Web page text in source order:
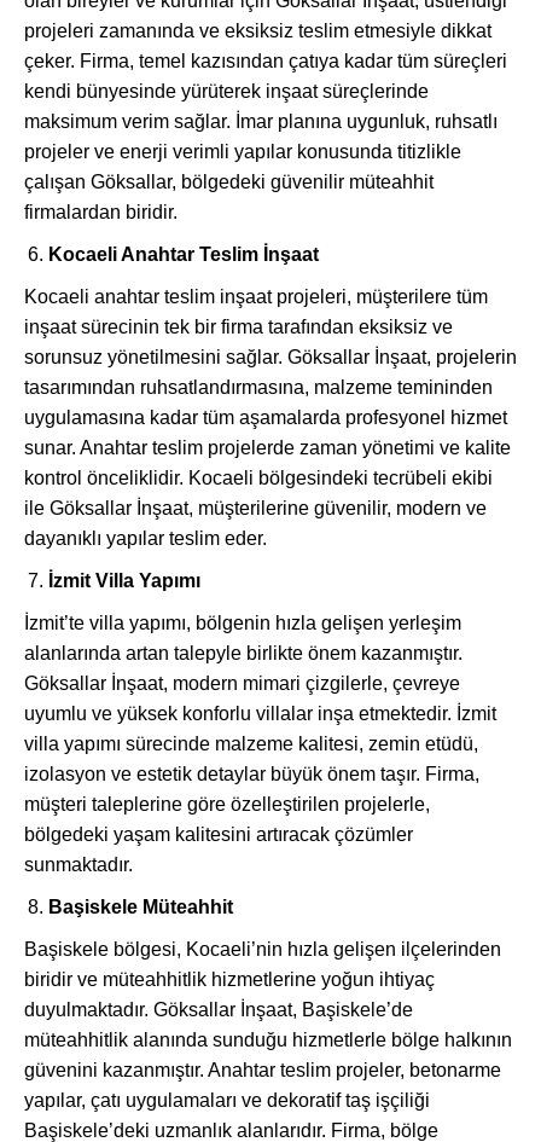
projeleri zamanında ve eksiksiz teslim etmesiyle dikkat
çeker. Firma, temel kazısından çatıya kadar tüm süreçleri
kendi bünyesinde yürüterek inşaat süreçlerinde
maksimum verim sağlar. İmar planına uygunluk, ruhsatlı
projeler ve enerji verimli yapılar konusunda titizlikle
çalışan Göksallar, bölgedeki güvenilir müteahhit
firmalardan biridir.
Kocaeli Anahtar Teslim İnşaat
Kocaeli anahtar teslim inşaat projeleri, müşterilere tüm
inşaat sürecinin tek bir firma tarafından eksiksiz ve
sorunsuz yönetilmesini sağlar. Göksallar İnşaat, projelerin
tasarımından ruhsatlandırmasına, malzeme temininden
uygulamasına kadar tüm aşamalarda profesyonel hizmet
sunar. Anahtar teslim projelerde zaman yönetimi ve kalite
kontrol önceliklidir. Kocaeli bölgesindeki tecrübeli ekibi
ile Göksallar İnşaat, müşterilerine güvenilir, modern ve
dayanıklı yapılar teslim eder.
İzmit Villa Yapımı
İzmit’te villa yapımı, bölgenin hızla gelişen yerleşim
alanlarında artan talepyle birlikte önem kazanmıştır.
Göksallar İnşaat, modern mimari çizgilerle, çevreye
uyumlu ve yüksek konforlu villalar inşa etmektedir. İzmit
villa yapımı sürecinde malzeme kalitesi, zemin etüdü,
izolasyon ve estetik detaylar büyük önem taşır. Firma,
müşteri taleplerine göre özelleştirilen projelerle,
bölgedeki yaşam kalitesini artıracak çözümler
sunmaktadır.
Başiskele Müteahhit
Başiskele bölgesi, Kocaeli’nin hızla gelişen ilçelerinden
biridir ve müteahhitlik hizmetlerine yoğun ihtiyaç
duyulmaktadır. Göksallar İnşaat, Başiskele’de
müteahhitlik alanında sunduğu hizmetlerle bölge halkının
güvenini kazanmıştır. Anahtar teslim projeler, betonarme
yapılar, çatı uygulamaları ve dekoratif taş işçiliği
Başiskele’deki uzmanlık alanlarıdır. Firma, bölge